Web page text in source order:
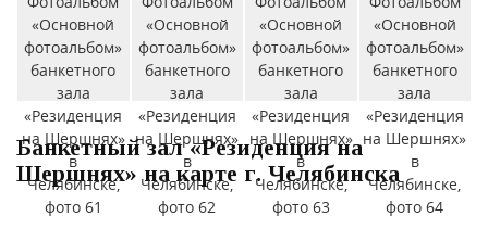
Банкетный зал «Резиденция на
Шершнях» на карте г. Челябинска